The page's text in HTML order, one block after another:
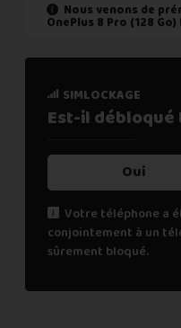
Nous venons de
OnePlus 8 Pro (128 Go) !
simlockage
Est-il
Oui
Votre téléphone a
conjointement à un
sûrement bloqué.
état de marche
Est-il
Non
Cochez "non" si une
les appels